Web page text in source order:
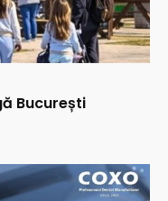
București